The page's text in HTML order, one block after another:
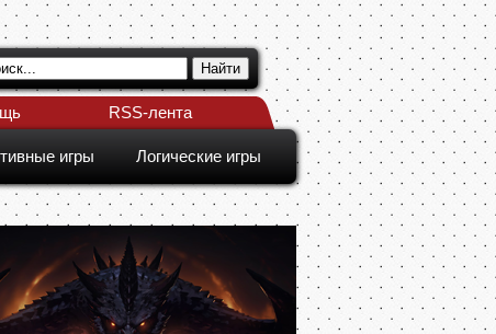
RSS-лента
игры Логические игры